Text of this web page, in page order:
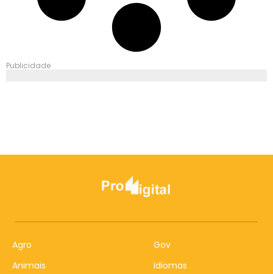
Publicidade
Agro
Animais
Gov
Idiomas